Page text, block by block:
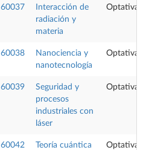
60037
Interacción de
radiación y
materia
Optativa
60038
Nanociencia y
nanotecnología
Optativa
60039
Seguridad y
procesos
industriales con
láser
Optativa
60042
Teoría cuántica
Optativa